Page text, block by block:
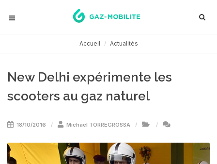
Accueil Actualités
New Delhi expérimente les
scooters au gaz naturel
18/10/2016 Michaël TORREGROSSA